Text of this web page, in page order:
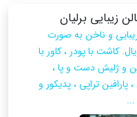
زیبایی برلیان
و ناخن به صورت
کاشت با پودر ، کاور با
و ژلیش دست و پا ،
تراپی ، پدیکور و